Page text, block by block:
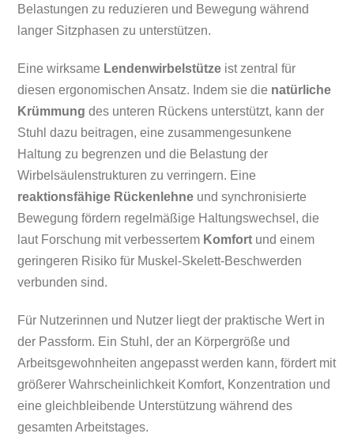
Belastungen zu reduzieren und Bewegung während
langer Sitzphasen zu unterstützen.
Eine wirksame Lendenwirbelstütze ist zentral für
diesen ergonomischen Ansatz. Indem sie die natürliche
Krümmung des unteren Rückens unterstützt, kann der
Stuhl dazu beitragen, eine zusammengesunkene
Haltung zu begrenzen und die Belastung der
Wirbelsäulenstrukturen zu verringern. Eine
reaktionsfähige Rückenlehne und synchronisierte
Bewegung fördern regelmäßige Haltungswechsel, die
laut Forschung mit verbessertem Komfort und einem
geringeren Risiko für Muskel-Skelett-Beschwerden
verbunden sind.
Für Nutzerinnen und Nutzer liegt der praktische Wert in
der Passform. Ein Stuhl, der an Körpergröße und
Arbeitsgewohnheiten angepasst werden kann, fördert mit
größerer Wahrscheinlichkeit Komfort, Konzentration und
eine gleichbleibende Unterstützung während des
gesamten Arbeitstages.